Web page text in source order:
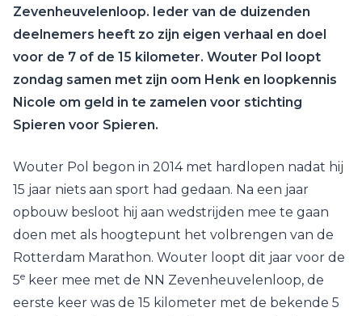
Zevenheuvelenloop. Ieder van de duizenden
deelnemers heeft zo zijn eigen verhaal en doel
voor de 7 of de 15 kilometer. Wouter Pol loopt
zondag samen met zijn oom Henk en loopkennis
Nicole om geld in te zamelen voor stichting
Spieren voor Spieren.
Wouter Pol begon in 2014 met hardlopen nadat hij
15 jaar niets aan sport had gedaan. Na een jaar
opbouw besloot hij aan wedstrijden mee te gaan
doen met als hoogtepunt het volbrengen van de
Rotterdam Marathon. Wouter loopt dit jaar voor de
5e keer mee met de NN Zevenheuvelenloop, de
eerste keer was de 15 kilometer met de bekende 5